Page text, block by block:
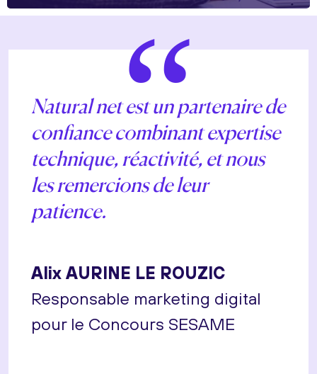
“
Natural net est un partenaire de
confiance combinant expertise
technique, réactivité, et nous
les remercions de leur
patience.
Alix AURINE LE ROUZIC
Responsable marketing digital
pour le Concours SESAME